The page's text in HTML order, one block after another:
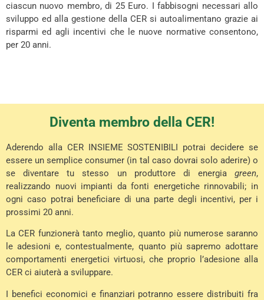
ciascun nuovo membro, di 25 Euro. I fabbisogni necessari allo
sviluppo ed alla gestione della CER si autoalimentano grazie ai
risparmi ed agli incentivi che le nuove normative consentono,
per 20 anni.
Diventa membro della CER!
Aderendo alla CER INSIEME SOSTENIBILI potrai decidere se
essere un semplice consumer (in tal caso dovrai solo aderire) o
se diventare tu stesso un produttore di energia green,
realizzando nuovi impianti da fonti energetiche rinnovabili; in
ogni caso potrai beneficiare di una parte degli incentivi, per i
prossimi 20 anni.
La CER funzionerà tanto meglio, quanto più numerose saranno
le adesioni e, contestualmente, quanto più sapremo adottare
comportamenti energetici virtuosi, che proprio l’adesione alla
CER ci aiuterà a sviluppare.
I benefici economici e finanziari potranno essere distribuiti fra